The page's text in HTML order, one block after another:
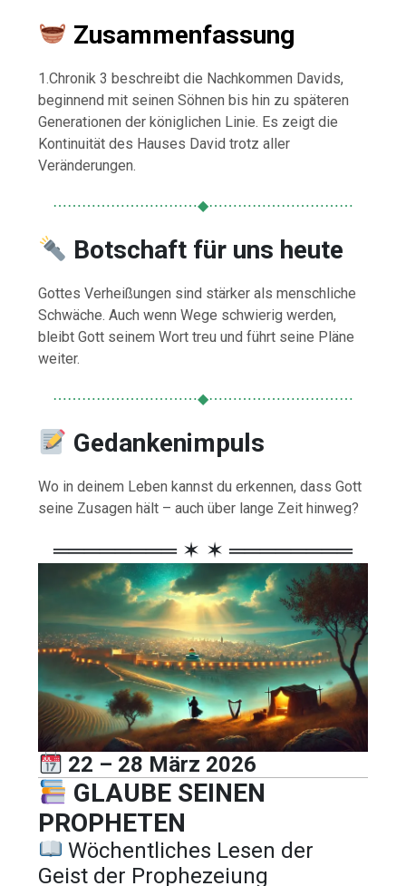
Zusammenfassung
1.Chronik 3 beschreibt die Nachkommen Davids,
beginnend mit seinen Söhnen bis hin zu späteren
Generationen der königlichen Linie. Es zeigt die
Kontinuität des Hauses David trotz aller
Veränderungen.
⋯⋯⋯⋯⋯⋯⋯⋯⋯⋯◆⋯⋯⋯⋯⋯⋯⋯⋯⋯⋯
Botschaft für uns heute
Gottes Verheißungen sind stärker als menschliche
Schwäche. Auch wenn Wege schwierig werden,
bleibt Gott seinem Wort treu und führt seine Pläne
weiter.
⋯⋯⋯⋯⋯⋯⋯⋯⋯⋯◆⋯⋯⋯⋯⋯⋯⋯⋯⋯⋯
Gedankenimpuls
Wo in deinem Leben kannst du erkennen, dass Gott
seine Zusagen hält – auch über lange Zeit hinweg?
════════ ✶ ✶ ════════
22 – 28 März 2026
GLAUBE SEINEN
PROPHETEN
Wöchentliches Lesen der
Geist der Prophezeiung